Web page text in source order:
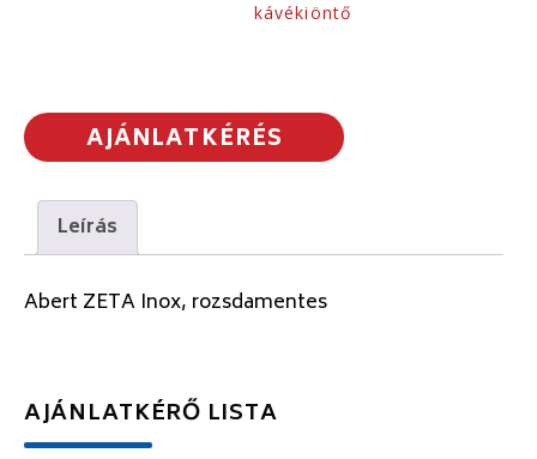
kávékiöntő
AJÁNLATKÉRÉS
Leírás
Abert ZETA Inox, rozsdamentes
AJÁNLATKÉRŐ LISTA